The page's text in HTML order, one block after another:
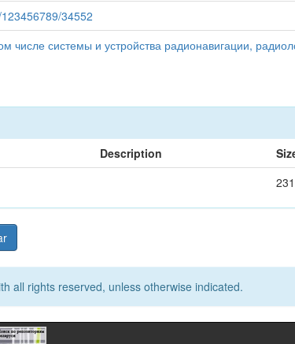
34552
числе системы и устройства радионавигации,
Description
all rights reserved, unless otherwise indicated.